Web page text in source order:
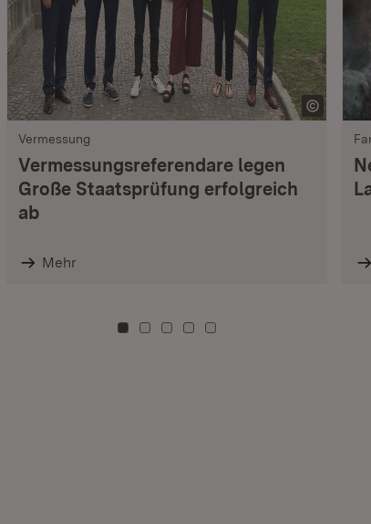
Vermessung
Vermessungsreferendare legen
Große Staatsprüfung erfolgreich
ab
Mehr
Zu Kachel: 0
Zu Kachel: 3
Zu Kachel: 6
Zu Kachel: 9
Zu Kachel: 12